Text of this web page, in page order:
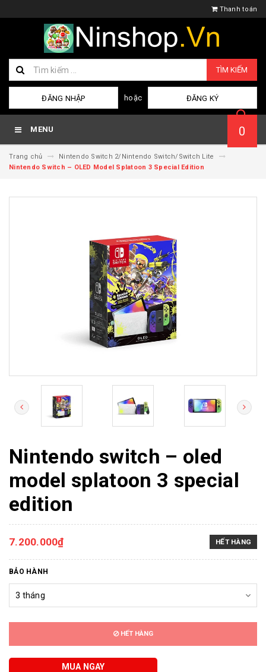
Thanh toán
TÌM KIẾM
ĐĂNG NHẬP hoặc ĐĂNG KÝ
MENU 0
Trang chủ
Nintendo Switch 2/Nintendo Switch/Switch Lite
Nintendo Switch – OLED Model Splatoon 3 Special Edition
Nintendo switch – oled
model splatoon 3 special
edition
7.200.000₫ HẾT HÀNG
BẢO HÀNH
HẾT HÀNG
MUA NGAY